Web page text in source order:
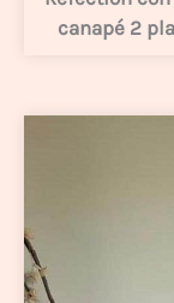
canapé 2